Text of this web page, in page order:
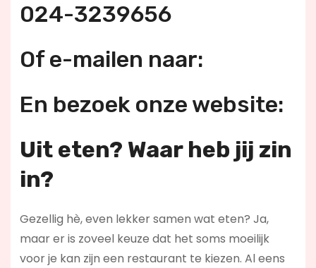
024-3239656
Of e-mailen naar:
En bezoek onze website:
Uit eten? Waar heb jij zin
in?
Gezellig hè, even lekker samen wat eten? Ja,
maar er is zoveel keuze dat het soms moeilijk
voor je kan zijn een restaurant te kiezen. Al eens